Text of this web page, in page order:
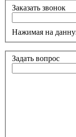
Заказать звонок
Нажимая на
Задать вопрос